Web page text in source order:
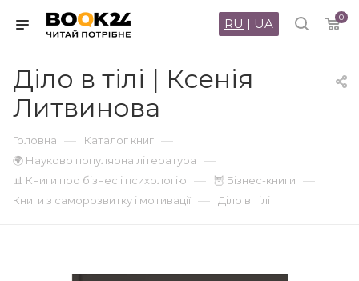
0
RU | UA
Діло в тілі | Ксенія
Литвинова
Головна — Каталог книг —
🌍 Науково популярна література —
📊 Книги про бізнес і психологію — 🦉 Бізнес-книги —
Книги з саморозвитку і мотивації — Діло в тілі